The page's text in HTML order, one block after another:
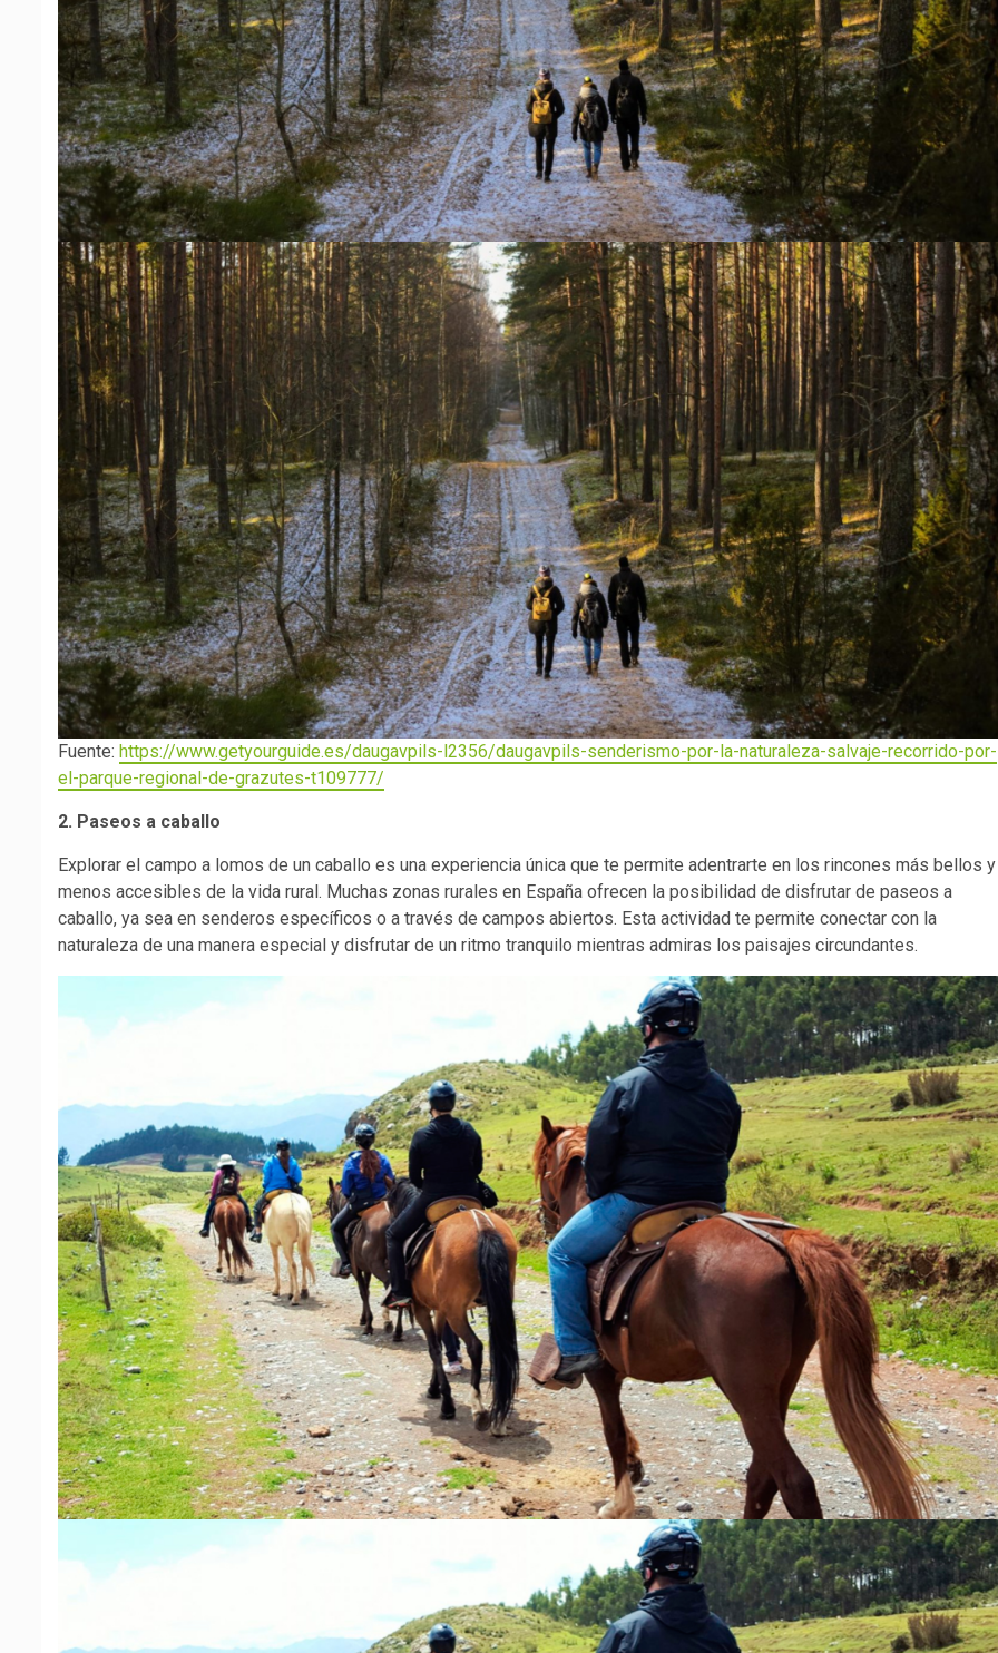
Fuente: https://www.getyourguide.es/daugavpils-l2356/daugavpils-senderismo-por-la-naturaleza-salvaje-recorrido-por-
el-parque-regional-de-grazutes-t109777/
2. Paseos a caballo
Explorar el campo a lomos de un caballo es una experiencia única que te permite adentrarte en los rincones más bellos y
menos accesibles de la vida rural. Muchas zonas rurales en España ofrecen la posibilidad de disfrutar de paseos a
caballo, ya sea en senderos específicos o a través de campos abiertos. Esta actividad te permite conectar con la
naturaleza de una manera especial y disfrutar de un ritmo tranquilo mientras admiras los paisajes circundantes.